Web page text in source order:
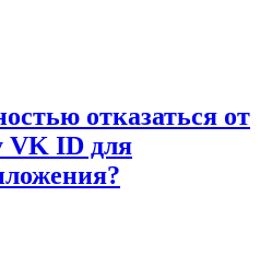
отказаться от
VK ID для